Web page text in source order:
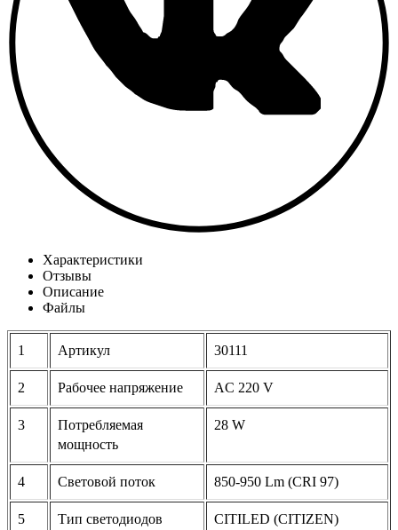
Характеристики
Отзывы
Описание
Файлы
1 Артикул 30111
2 Рабочее напряжение AC 220 V
3
Потребляемая
мощность
28 W
4 Световой поток 850-950 Lm (CRI 97)
5 Тип светодиодов
CITILED (CITIZEN)